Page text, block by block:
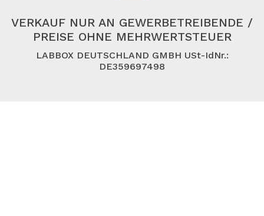
VERKAUF NUR AN GEWERBETREIBENDE /
PREISE OHNE MEHRWERTSTEUER
LABBOX DEUTSCHLAND GMBH USt-IdNr.:
DE359697498